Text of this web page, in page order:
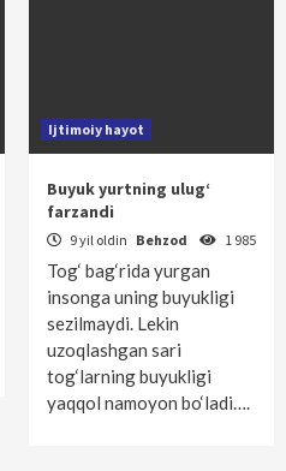
Ijtimoiy hayot
Buyuk yurtning ulug‘
farzandi
9 yil oldin Behzod 1 985
Tog‘ bag‘rida yurgan
insonga uning buyukligi
sezilmaydi. Lekin
uzoqlashgan sari
tog‘larning buyukligi
yaqqol namoyon bo‘ladi….